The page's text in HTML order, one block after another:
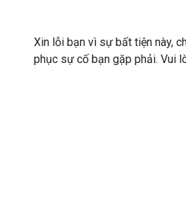
Xin lỗi bạn vì sự bất tiện này,
phục sự cố bạn gặp phải. Vui